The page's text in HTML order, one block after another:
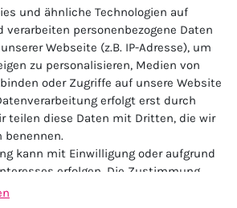
★★★★★
4.5 / 5.0 (23.143)
und ähnliche Technologien auf
verarbeiten personenbezogene Daten
Webseite (z.B. IP-Adresse), um
zu personalisieren, Medien von
oder Zugriffe auf unsere Website
erfolgt erst durch
teilen diese Daten mit Dritten, die wir
benennen.
kann mit Einwilligung oder aufgrund
erfolgen. Die Zustimmung
werden. Es besteht das Recht,